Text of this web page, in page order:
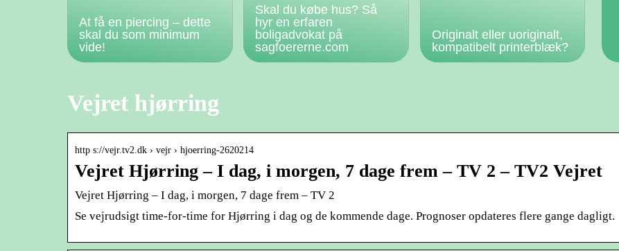
At få en piercing – dette
skal du som minimum
vide!
Skal du købe hus? Så
hyr en erfaren
boligadvokat på
sagfoererne.com
Originalt eller uoriginalt,
kompatibelt printerblæk?
Vejret hjørring
http s://vejr.tv2.dk › vejr › hjoerring-2620214
Vejret Hjørring – I dag, i morgen, 7 dage frem – TV 2 – TV2 Vejret
Vejret Hjørring – I dag, i morgen, 7 dage frem – TV 2
Se vejrudsigt time-for-time for Hjørring i dag og de kommende dage. Prognoser opdateres flere gange dagligt.